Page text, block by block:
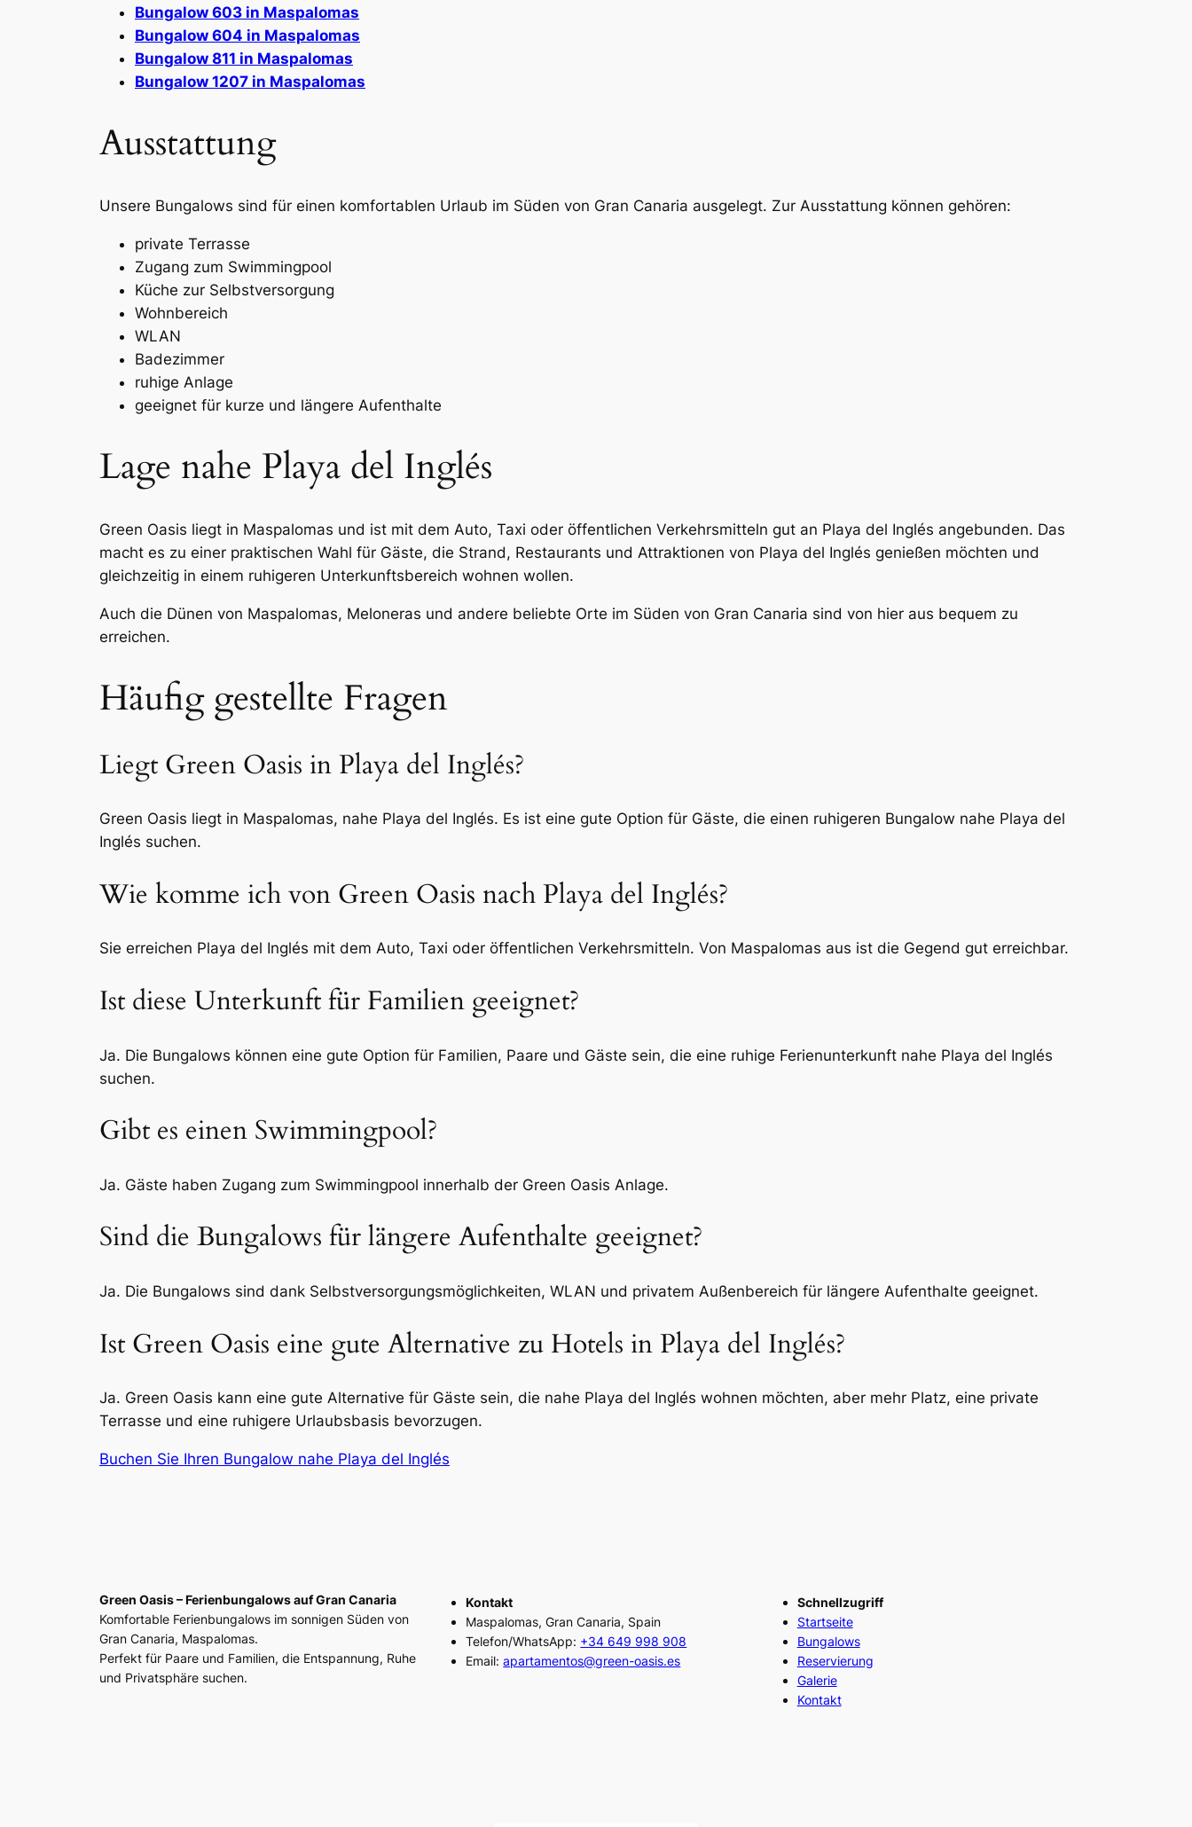
Bungalow 603 in Maspalomas
Bungalow 604 in Maspalomas
Bungalow 811 in Maspalomas
Bungalow 1207 in Maspalomas
Ausstattung
Unsere Bungalows sind für einen komfortablen Urlaub im Süden von Gran Canaria ausgelegt. Zur Ausstattung können gehören:
private Terrasse
Zugang zum Swimmingpool
Küche zur Selbstversorgung
Wohnbereich
WLAN
Badezimmer
ruhige Anlage
geeignet für kurze und längere Aufenthalte
Lage nahe Playa del Inglés
Green Oasis liegt in Maspalomas und ist mit dem Auto, Taxi oder öffentlichen Verkehrsmitteln gut an Playa del Inglés angebunden. Das
macht es zu einer praktischen Wahl für Gäste, die Strand, Restaurants und Attraktionen von Playa del Inglés genießen möchten und
gleichzeitig in einem ruhigeren Unterkunftsbereich wohnen wollen.
Auch die Dünen von Maspalomas, Meloneras und andere beliebte Orte im Süden von Gran Canaria sind von hier aus bequem zu
erreichen.
Häufig gestellte Fragen
Liegt Green Oasis in Playa del Inglés?
Green Oasis liegt in Maspalomas, nahe Playa del Inglés. Es ist eine gute Option für Gäste, die einen ruhigeren Bungalow nahe Playa del
Inglés suchen.
Wie komme ich von Green Oasis nach Playa del Inglés?
Sie erreichen Playa del Inglés mit dem Auto, Taxi oder öffentlichen Verkehrsmitteln. Von Maspalomas aus ist die Gegend gut erreichbar.
Ist diese Unterkunft für Familien geeignet?
Ja. Die Bungalows können eine gute Option für Familien, Paare und Gäste sein, die eine ruhige Ferienunterkunft nahe Playa del Inglés
suchen.
Gibt es einen Swimmingpool?
Ja. Gäste haben Zugang zum Swimmingpool innerhalb der Green Oasis Anlage.
Sind die Bungalows für längere Aufenthalte geeignet?
Ja. Die Bungalows sind dank Selbstversorgungsmöglichkeiten, WLAN und privatem Außenbereich für längere Aufenthalte geeignet.
Ist Green Oasis eine gute Alternative zu Hotels in Playa del Inglés?
Ja. Green Oasis kann eine gute Alternative für Gäste sein, die nahe Playa del Inglés wohnen möchten, aber mehr Platz, eine private
Terrasse und eine ruhigere Urlaubsbasis bevorzugen.
Buchen Sie Ihren Bungalow nahe Playa del Inglés
Green Oasis – Ferienbungalows auf Gran Canaria
Komfortable Ferienbungalows im sonnigen Süden von
Gran Canaria, Maspalomas.
Perfekt für Paare und Familien, die Entspannung, Ruhe
und Privatsphäre suchen.
Kontakt
Maspalomas, Gran Canaria, Spain
Telefon/WhatsApp: +34 649 998 908
Email:apartamentos@green-oasis.es
Schnellzugriff
Startseite
Bungalows
Reservierung
Galerie
Kontakt